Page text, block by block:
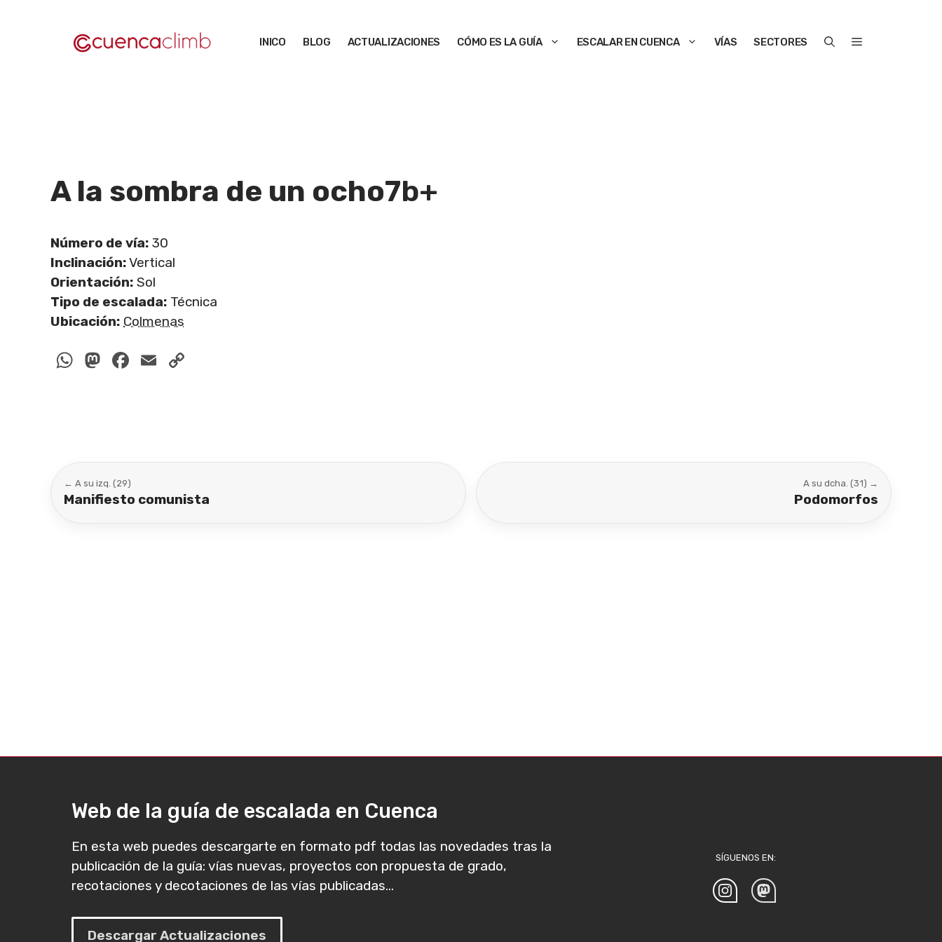
INICO BLOG ACTUALIZACIONES CÓMO ES LA GUÍA ESCALAR EN CUENCA VÍAS SECTORES
A la sombra de un ocho7b+
Número de vía: 30
Inclinación:Vertical
Orientación: Sol
Tipo de escalada: Técnica
Ubicación: Colmenas
WhatsApp
Mastodon
Facebook
Email
← A su izq. (29)
Manifiesto comunista
A su dcha. (31) →
Podomorfos
Web de la guía de escalada en Cuenca
En esta web puedes descargarte en formato pdf todas las novedades tras la
publicación de la guía: vías nuevas, proyectos con propuesta de grado,
recotaciones y decotaciones de las vías publicadas...
Descargar Actualizaciones
SÍGUENOS EN: